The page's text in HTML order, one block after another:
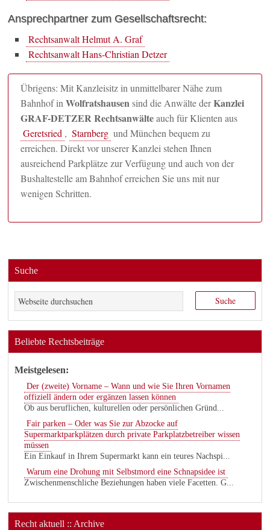
Ansprechpartner zum Gesellschaftsrecht:
Rechtsanwalt Helmut A. Graf
Rechtsanwalt Hans-Christian Detzer
Übrigens: Mit Kanzleisitz in unmittelbarer Nähe zum
Bahnhof inWolfratshausensind die Anwälte derKanzlei
GRAF-DETZER Rechtsanwälteauch für Klienten aus
Geretsried , Starnberg und München bequem zu
erreichen. Direkt vor unserer Kanzlei stehen Ihnen
ausreichend Parkplätze zur Verfügung und auch von der
Bushaltestelle am Bahnhof erreichen Sie uns mit nur
wenigen Schritten.
Suche
Beliebte Rechtsbeiträge
Meistgelesen:
Der (zweite) Vorname – Wann und wie Sie Ihren Vornamen
offiziell ändern oder ergänzen lassen können
Ob aus beruflichen, kulturellen oder persönlichen Gründ...
Fair parken – Oder was Sie zur Abzocke auf
Supermarktparkplätzen durch private Parkplatzbetreiber wissen
müssen
Ein Einkauf in Ihrem Supermarkt kann ein teures Nachspi...
Warum eine Drohung mit Selbstmord eine Schnapsidee ist
Zwischenmenschliche Beziehungen haben viele Facetten. G...
Recht aktuell :: Archive